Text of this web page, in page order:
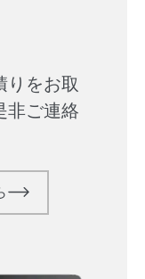
りをお取
非ご連絡